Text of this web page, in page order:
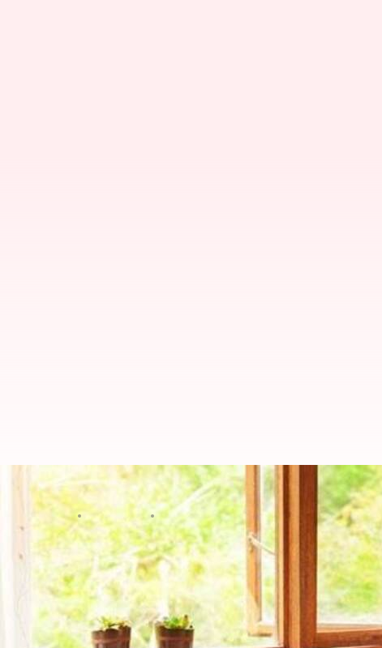
पानी में नमक मिलाकर नहाने से मिलते
लेखन प्रदीप मौर्य Mar 30, 2019 07:40 am
क्या है खबर?
नमक हमारे जीवन का एक अहम हिस्सा है। खाने में नमक न हो
आपको जानकर हैरानी होगी कि नमक केवल स्वाद के लिए ही
चुटकीभर नमक आपकी कई शारीरिक समस्याओं को दूर कर